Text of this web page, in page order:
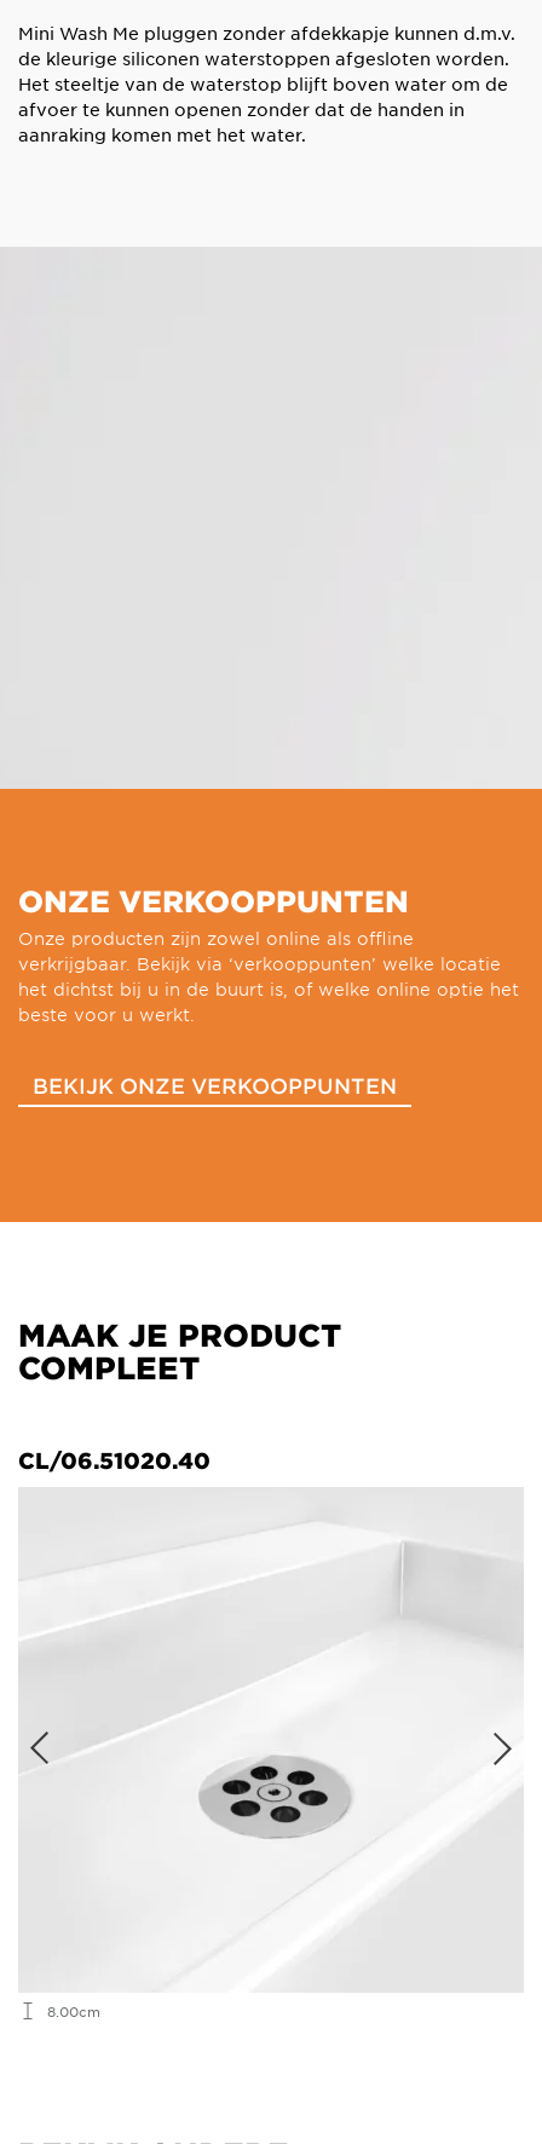
Mini Wash Me pluggen zonder afdekkapje kunnen d.m.v.
de kleurige siliconen waterstoppen afgesloten worden.
Het steeltje van de waterstop blijft boven water om de
afvoer te kunnen openen zonder dat de handen in
aanraking komen met het water.
ONZE VERKOOPPUNTEN
Onze producten zijn zowel online als offline
verkrijgbaar. Bekijk via ‘verkooppunten’ welke locatie
het dichtst bij u in de buurt is, of welke online optie het
beste voor u werkt.
BEKIJK ONZE VERKOOPPUNTEN
MAAK JE PRODUCT
COMPLEET
CL/06.51020.40
8.00cm